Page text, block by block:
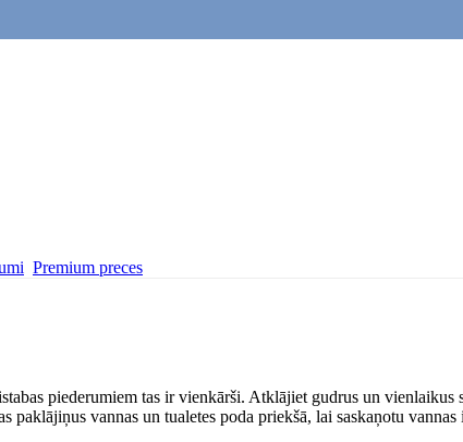
Premium preces
piederumiem tas ir vienkārši. Atklājiet gudrus un
vannas un tualetes poda priekšā, lai saskaņotu vannas